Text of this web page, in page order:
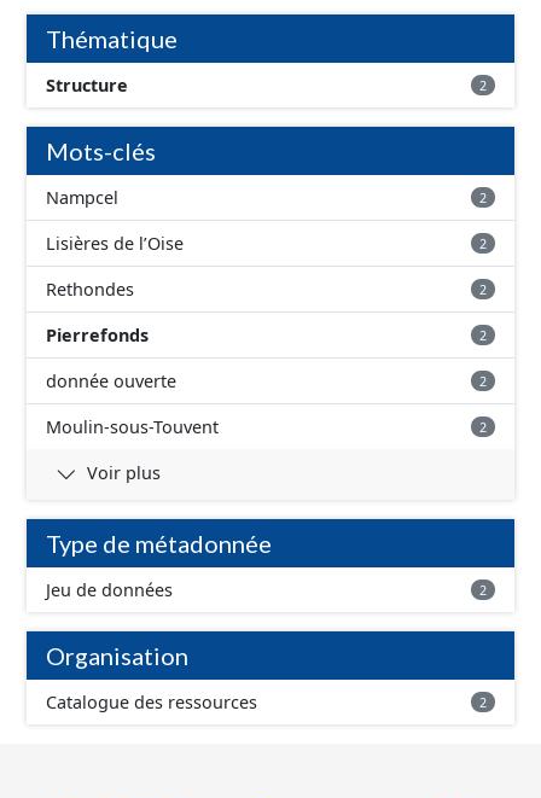
conformément aux prescriptions du standard CNIG Sites
Économiques. Ce lot ne contient pas la référence aux
terrains à vocation économique à ce jour. Il est filtré au-
delà des prescriptions du CNIG se limitant aux SCI.
Thématique
Structure 2
Mots-clés
Nampcel 2
Lisières de l’Oise 2
Rethondes 2
Pierrefonds 2
donnée ouverte 2
Moulin-sous-Touvent 2
Voir plus
Type de métadonnée
Jeu de données 2
Organisation
Catalogue des ressources 2